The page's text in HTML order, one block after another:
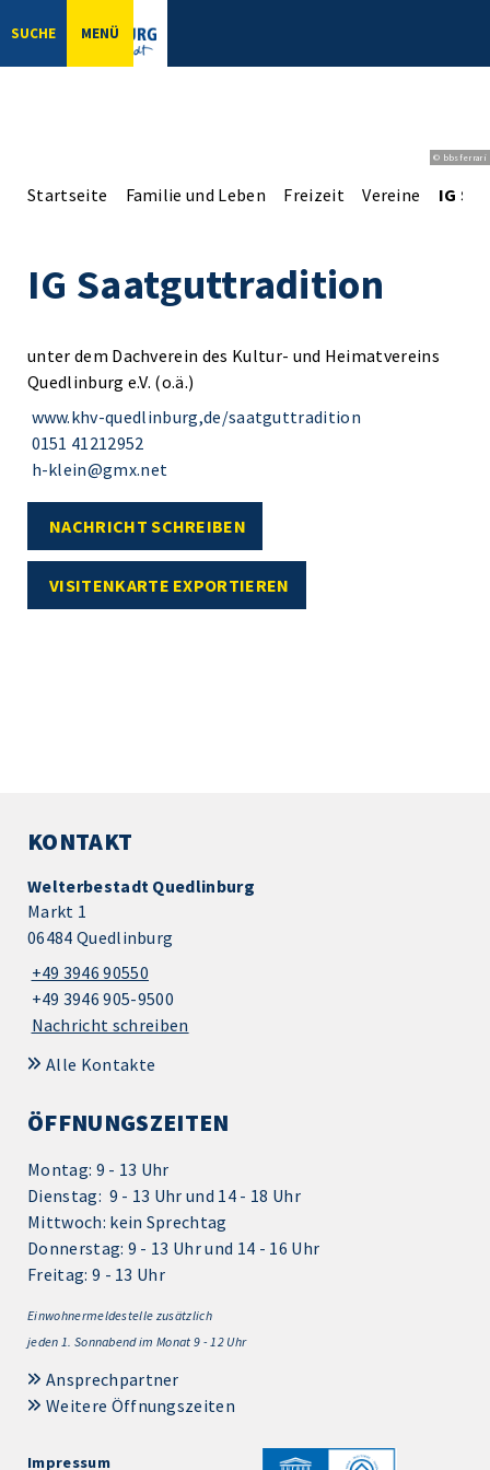
SUCHE MENÜ
© bbsferrari
Startseite Familie und Leben Freizeit Vereine IG
IG Saatguttradition
unter dem Dachverein des Kultur- und Heimatvereins
Quedlinburg e.V. (o.ä.)
www.khv-quedlinburg,de/saatguttradition
0151 41212952
h-klein@gmx.net
NACHRICHT SCHREIBEN
VISITENKARTE EXPORTIEREN
KONTAKT
Welterbestadt Quedlinburg
Markt 1
06484 Quedlinburg
+49 3946 90550
+49 3946 905-9500
Nachricht schreiben
Alle Kontakte
ÖFFNUNGSZEITEN
Montag: 9 - 13 Uhr
Dienstag: 9 - 13 Uhr und 14 - 18 Uhr
Mittwoch: kein Sprechtag
Donnerstag: 9 - 13 Uhr und 14 - 16 Uhr
Freitag: 9 - 13 Uhr
Einwohnermeldestelle zusätzlich
jeden 1. Sonnabend im Monat 9 - 12 Uhr
Ansprechpartner
Weitere Öffnungszeiten
Impressum